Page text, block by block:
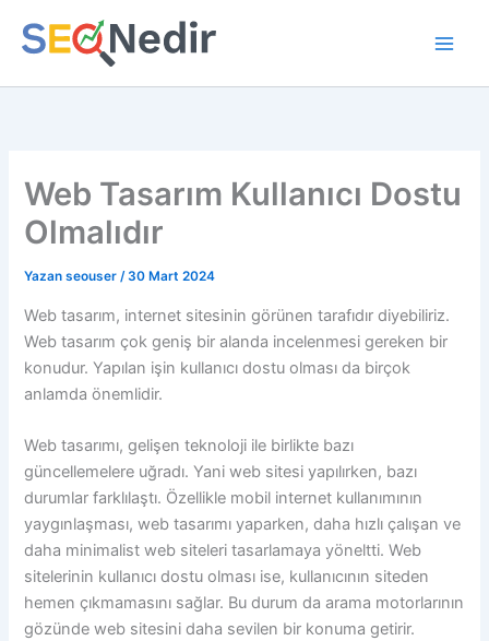
atla
Web Tasarım Kullanıcı Dostu
Olmalıdır
Yazan seouser/30 Mart 2024
Web tasarım, internet sitesinin görünen tarafıdır diyebiliriz.
Web tasarım çok geniş bir alanda incelenmesi gereken bir
konudur. Yapılan işin kullanıcı dostu olması da birçok
anlamda önemlidir.
Web tasarımı, gelişen teknoloji ile birlikte bazı
güncellemelere uğradı. Yani web sitesi yapılırken, bazı
durumlar farklılaştı. Özellikle mobil internet kullanımının
yaygınlaşması, web tasarımı yaparken, daha hızlı çalışan ve
daha minimalist web siteleri tasarlamaya yöneltti. Web
sitelerinin kullanıcı dostu olması ise, kullanıcının siteden
hemen çıkmamasını sağlar. Bu durum da arama motorlarının
gözünde web sitesini daha sevilen bir konuma getirir.